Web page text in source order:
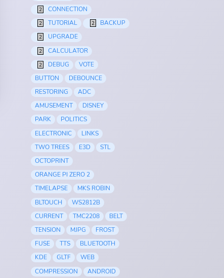
2 CONNECTION
2 TUTORIAL 2 BACKUP
2 UPGRADE
2 CALCULATOR
2 DEBUG
VOTE
BUTTON
DEBOUNCE
RESTORING
ADC
AMUSEMENT
DISNEY
PARK
POLITICS
ELECTRONIC
LINKS
TWO TREES
E3D
STL
OCTOPRINT
ORANGE PI ZERO 2
TIMELAPSE
MKS ROBIN
BLTOUCH
WS2812B
CURRENT
TMC2208
BELT
TENSION
MJPG
FROST
FUSE
TTS
BLUETOOTH
KDE
GLTF
WEB
COMPRESSION
ANDROID